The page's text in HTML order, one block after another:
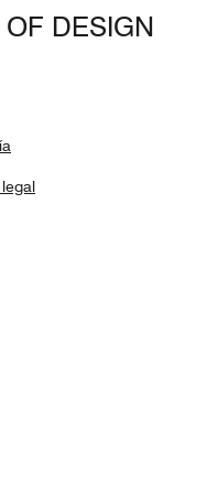
DESIGN